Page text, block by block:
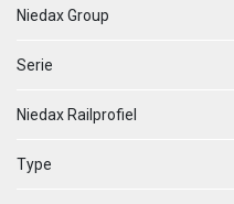
Niedax Group
Serie
Niedax Railprofiel
Type